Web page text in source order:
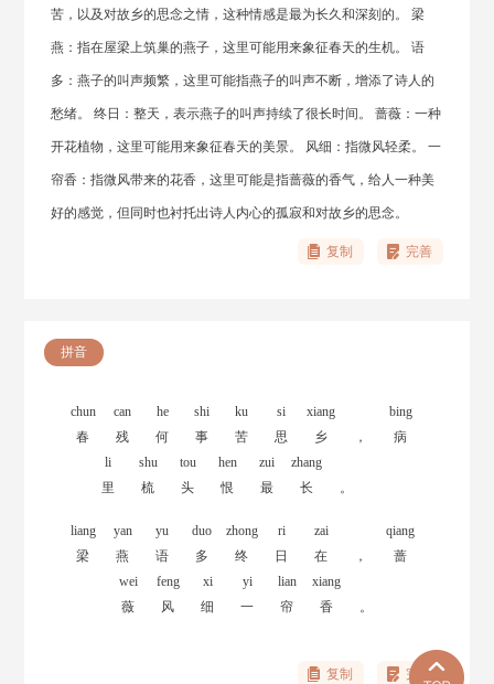
苦，以及对故乡的思念之情，这种情感是最为长久和深刻的。 梁
燕：指在屋梁上筑巢的燕子，这里可能用来象征春天的生机。 语
多：燕子的叫声频繁，这里可能指燕子的叫声不断，增添了诗人的
愁绪。 终日：整天，表示燕子的叫声持续了很长时间。 蔷薇：一种
开花植物，这里可能用来象征春天的美景。 风细：指微风轻柔。 一
帘香：指微风带来的花香，这里可能是指蔷薇的香气，给人一种美
好的感觉，但同时也衬托出诗人内心的孤寂和对故乡的思念。
复制 完善
拼音
chun
春
can
残
he
何
shi
事
ku
苦
si
思
xiang
乡
，
bing
病
li
里
shu
梳
tou
头
hen
恨
zui
最
zhang
长
。
liang
梁
yan
燕
yu
语
duo
多
zhong
终
ri
日
zai
在
，
qiang
蔷
wei
薇
feng
风
xi
细
yi
一
lian
帘
xiang
香
。
复制 完善